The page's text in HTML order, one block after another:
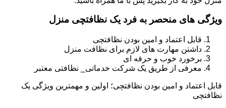
ویژگی های منحصر به فرد یک نظافتچی منزل
قابل اعتماد و امین بودن نظافتچی
داشتن مهارت های لازم برای نظافت منزل
برخورد خوب و حرفه ای
معرفی از طریق یک شرکت خدماتی_ نظافتی معتبر
قابل اعتماد و امین بودن نظافتچی؛ اولین و مهمترین ویژگی یک
نظافتچی